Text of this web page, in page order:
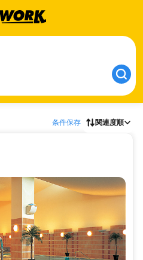
条件保存 関連度順